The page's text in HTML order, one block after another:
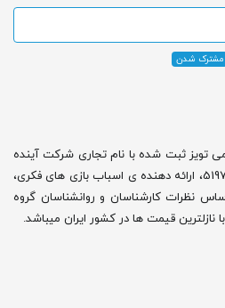
تویز ثبت شده با نام تجاری شرکت آینده
نوین سام آسیا با شماره ثبت 519773، ارائه دهنده ی اسباب بازی های فکری،
نظرات کارشناسان و روانشناسان گروه
قیمت ها در کشور ایران میباشد.